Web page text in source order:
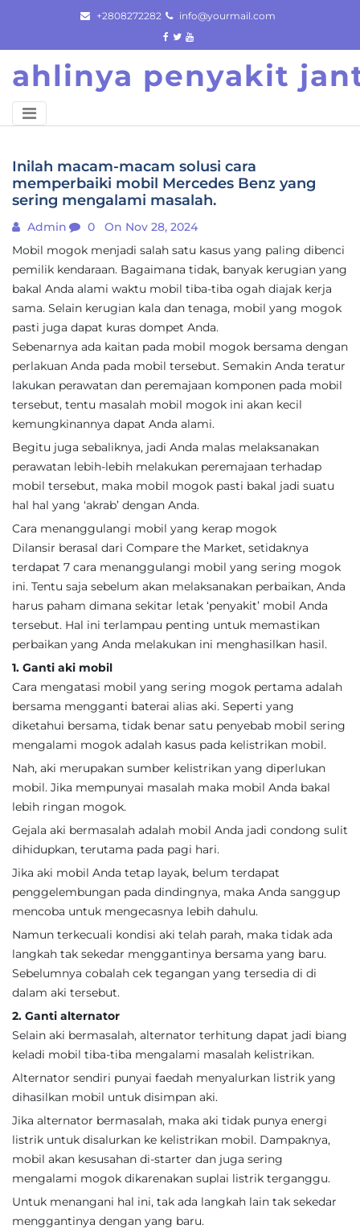
content
+2808272282 info@yourmail.com
ahlinya penyakit
Inilah macam-macam solusi cara
memperbaiki mobil Mercedes Benz yang
sering mengalami masalah.
Admin 0
On Nov 28, 2024
Mobil mogok menjadi salah satu kasus yang paling dibenci
pemilik kendaraan. Bagaimana tidak, banyak kerugian yang
bakal Anda alami waktu mobil tiba-tiba ogah diajak kerja
sama. Selain kerugian kala dan tenaga, mobil yang mogok
pasti juga dapat kuras dompet Anda.
Sebenarnya ada kaitan pada mobil mogok bersama dengan
perlakuan Anda pada mobil tersebut. Semakin Anda teratur
lakukan perawatan dan peremajaan komponen pada mobil
tersebut, tentu masalah mobil mogok ini akan kecil
kemungkinannya dapat Anda alami.
Begitu juga sebaliknya, jadi Anda malas melaksanakan
perawatan lebih-lebih melakukan peremajaan terhadap
mobil tersebut, maka mobil mogok pasti bakal jadi suatu
hal hal yang ‘akrab’ dengan Anda.
Cara menanggulangi mobil yang kerap mogok
Dilansir berasal dari Compare the Market, setidaknya
terdapat 7 cara menanggulangi mobil yang sering mogok
ini. Tentu saja sebelum akan melaksanakan perbaikan, Anda
harus paham dimana sekitar letak ‘penyakit’ mobil Anda
tersebut. Hal ini terlampau penting untuk memastikan
perbaikan yang Anda melakukan ini menghasilkan hasil.
1. Ganti aki mobil
Cara mengatasi mobil yang sering mogok pertama adalah
bersama mengganti baterai alias aki. Seperti yang
diketahui bersama, tidak benar satu penyebab mobil sering
mengalami mogok adalah kasus pada kelistrikan mobil.
Nah, aki merupakan sumber kelistrikan yang diperlukan
mobil. Jika mempunyai masalah maka mobil Anda bakal
lebih ringan mogok.
Gejala aki bermasalah adalah mobil Anda jadi condong sulit
dihidupkan, terutama pada pagi hari.
Jika aki mobil Anda tetap layak, belum terdapat
penggelembungan pada dindingnya, maka Anda sanggup
mencoba untuk mengecasnya lebih dahulu.
Namun terkecuali kondisi aki telah parah, maka tidak ada
langkah tak sekedar menggantinya bersama yang baru.
Sebelumnya cobalah cek tegangan yang tersedia di di
dalam aki tersebut.
2. Ganti alternator
Selain aki bermasalah, alternator terhitung dapat jadi biang
keladi mobil tiba-tiba mengalami masalah kelistrikan.
Alternator sendiri punyai faedah menyalurkan listrik yang
dihasilkan mobil untuk disimpan aki.
Jika alternator bermasalah, maka aki tidak punya energi
listrik untuk disalurkan ke kelistrikan mobil. Dampaknya,
mobil akan kesusahan di-starter dan juga sering
mengalami mogok dikarenakan suplai listrik terganggu.
Untuk menangani hal ini, tak ada langkah lain tak sekedar
menggantinya dengan yang baru.